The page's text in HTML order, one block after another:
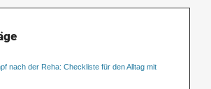
nach der Reha: Checkliste für den Alltag mit